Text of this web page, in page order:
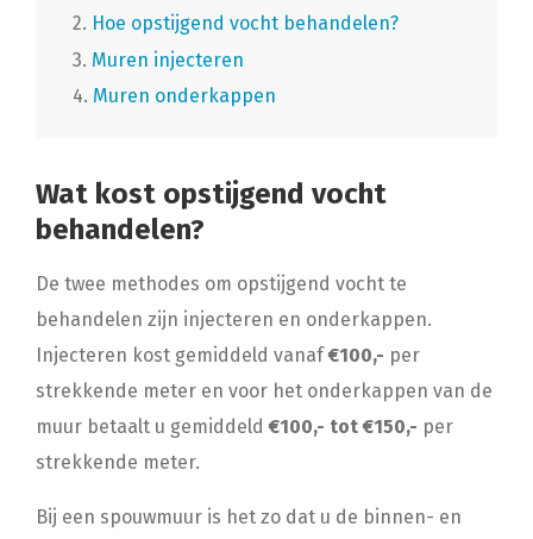
2. Hoe opstijgend vocht behandelen?
3. Muren injecteren
4. Muren onderkappen
Wat kost opstijgend vocht
behandelen?
De twee methodes om opstijgend vocht te
behandelen zijn injecteren en onderkappen.
Injecteren kost gemiddeld vanaf€100,- per
strekkende meter en voor het onderkappen van de
muur betaalt u gemiddeld€100,- tot €150,- per
strekkende meter.
Bij een spouwmuur is het zo dat u de binnen- en